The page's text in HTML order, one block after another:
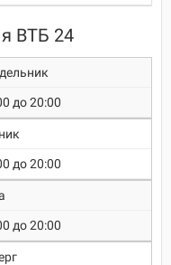
ВТБ 24
до 20:00
до 20:00
до 20:00